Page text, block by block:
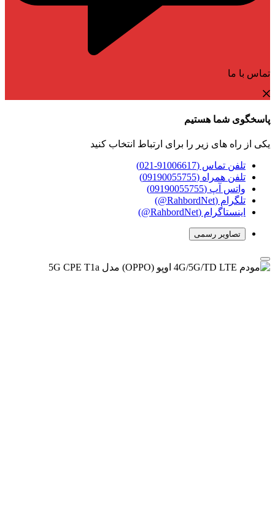
تماس با ما
پاسخگوی شما هستیم
یکی از راه های زیر را برای ارتباط انتخاب کنید
تلفن تماس (91006617-021)
تلفن همراه (09190055755)
واتس آپ (09190055755)
تلگرام (RahbordNet@)
اینستاگرام (RahbordNet@)
تصاویر رسمی